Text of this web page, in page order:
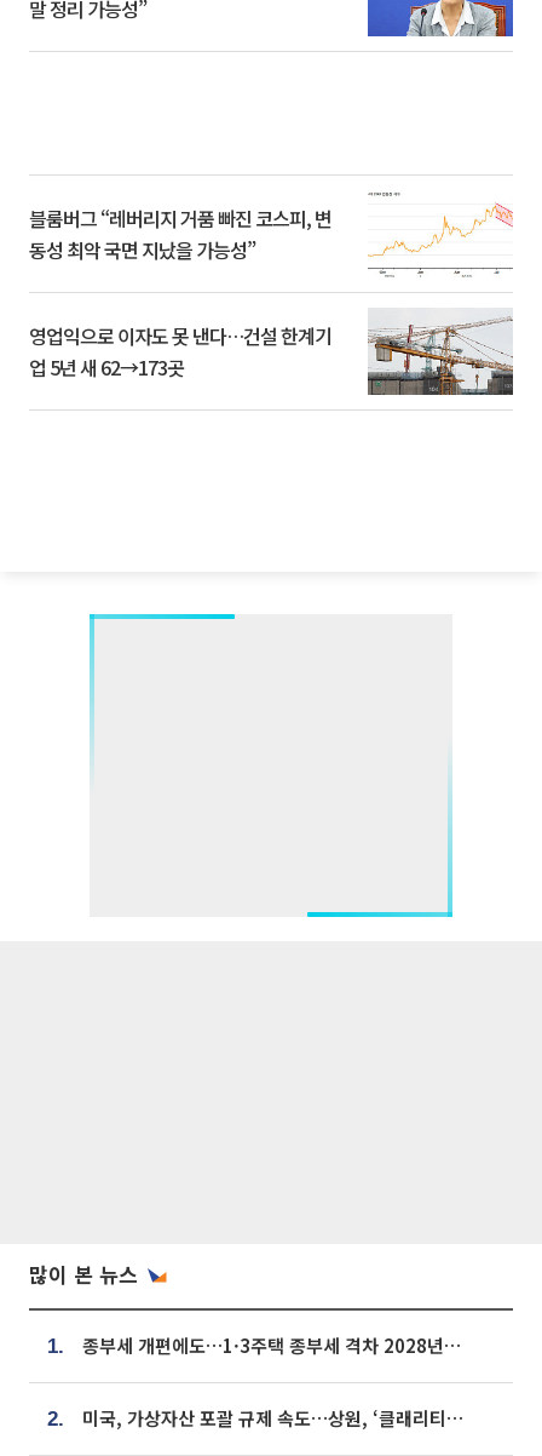
말 정리 가능성”
블룸버그 “레버리지 거품 빠진 코스피, 변
동성 최악 국면 지났을 가능성”
영업익으로 이자도 못 낸다…건설 한계기
업 5년 새 62→173곳
많이 본 뉴스
1. 종부세 개편에도…1·3주택 종부세 격차 2028년부터 확대
2. 미국, 가상자산 포괄 규제 속도…상원, ‘클래리티법’ 9월 절차투표 추진